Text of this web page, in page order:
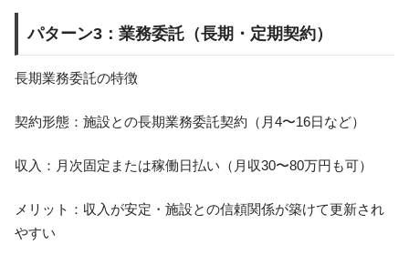
パターン3：業務委託（長期・定期契約）
長期業務委託の特徴
契約形態：施設との長期業務委託契約（月4〜16日など）
収入：月次固定または稼働日払い（月収30〜80万円も可）
メリット：収入が安定・施設との信頼関係が築けて更新され
やすい